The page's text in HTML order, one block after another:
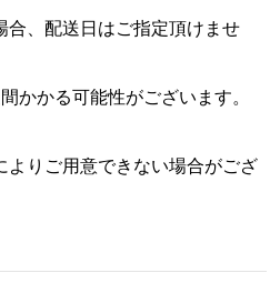
、配送日はご指定頂けませ
かかる可能性がございます。
りご用意できない場合がござ